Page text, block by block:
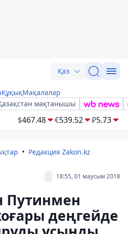
Қаз
ҚұқықМақалалар
мақтанышы
$467.48 €539.52 ₽5.73
Редакция Zakon.kz
18:55, 01 маусым 2018
Путинмен
деңгейде